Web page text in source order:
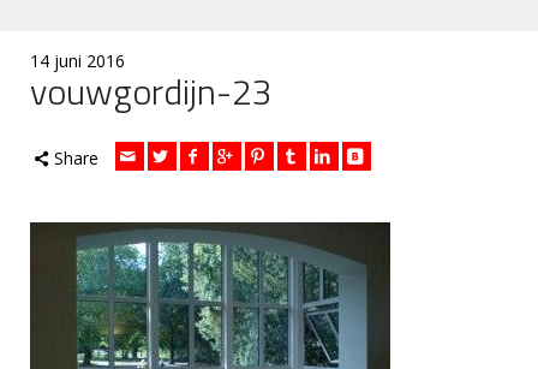
14 juni 2016
vouwgordijn-23
Share